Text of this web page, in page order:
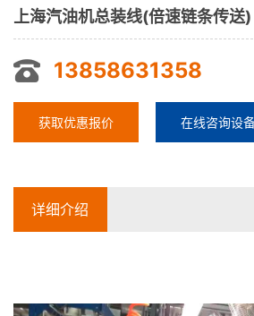
上海汽油机总装线(倍速链条传送)
13858631358
获取优惠报价 在线咨询设
详细介绍